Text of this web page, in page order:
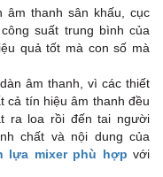
âm thanh sân khấu, cục
suất trung bình của
quả tốt mà con số mà
âm thanh, vì các thiết
cả tín hiệu âm thanh đều
ra loa rồi đến tai người
chất và nội dung của
lựa mixer phù hợp với